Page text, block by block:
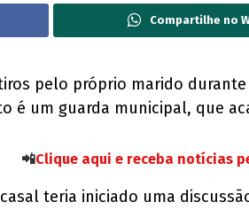
Compartilhe no
pelo próprio marido
é um guarda municipal, que
📲Clique aqui e receba notícias
teria iniciado uma